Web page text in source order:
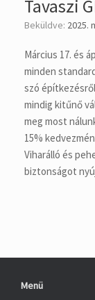
Tavaszi
Beküldve: 2025.
Március 17. és
minden
szó
mindig kitűnő
meg most
15%
Viharálló és
biztonságot
Menü